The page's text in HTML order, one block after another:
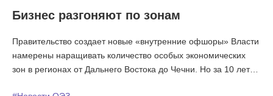
Бизнес разгоняют по зонам
Правительство создает новые «внутренние офшоры» Власти
намерены наращивать количество особых экономических
зон в регионах от Дальнего Востока до Чечни. Но за 10 лет